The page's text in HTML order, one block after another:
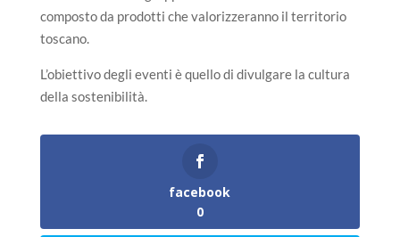
composto da prodotti che valorizzeranno il territorio
toscano.
L’obiettivo degli eventi è quello di divulgare la cultura
della sostenibilità.
facebook
0